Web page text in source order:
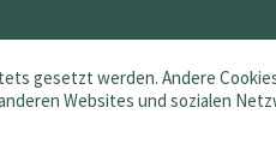
gesetzt werden. Andere
Websites und sozialen